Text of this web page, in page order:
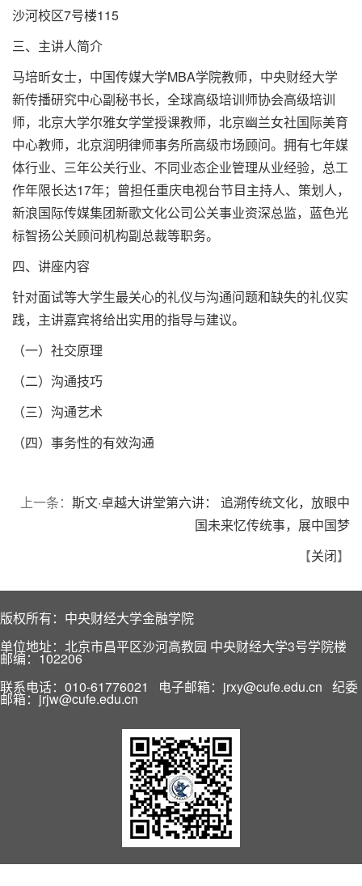
沙河校区7号楼115
三、主讲人简介
马培昕女士，中国传媒大学MBA学院教师，中央财经大学
新传播研究中心副秘书长，全球高级培训师协会高级培训
师，北京大学尔雅女学堂授课教师，北京幽兰女社国际美育
中心教师，北京润明律师事务所高级市场顾问。拥有七年媒
体行业、三年公关行业、不同业态企业管理从业经验，总工
作年限长达17年；曾担任重庆电视台节目主持人、策划人，
新浪国际传媒集团新歌文化公司公关事业资深总监，蓝色光
标智扬公关顾问机构副总裁等职务。
四、讲座内容
针对面试等大学生最关心的礼仪与沟通问题和缺失的礼仪实
践，主讲嘉宾将给出实用的指导与建议。
（一）社交原理
（二）沟通技巧
（三）沟通艺术
（四）事务性的有效沟通
上一条： 斯文·卓越大讲堂第六讲： 追溯传统文化，放眼中
国未来忆传统事，展中国梦
【关闭】
版权所有：中央财经大学金融学院
单位地址：北京市昌平区沙河高教园 中央财经大学3号学院楼
邮编：102206
联系电话：010-61776021 电子邮箱：jrxy@cufe.edu.cn 纪委
邮箱：jrjw@cufe.edu.cn